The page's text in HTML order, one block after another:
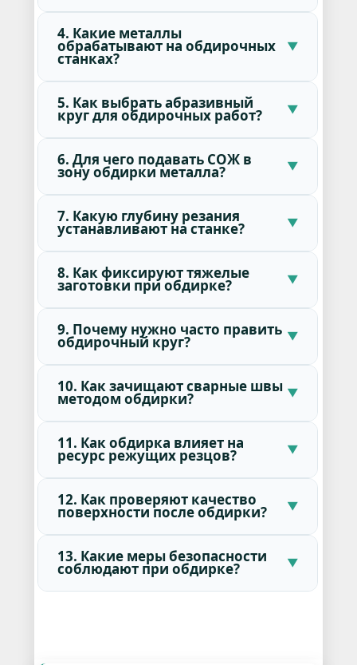
4. Какие металлы
обрабатывают на обдирочных
станках?
5. Как выбрать абразивный
круг для обдирочных работ?
6. Для чего подавать СОЖ в
зону обдирки металла?
7. Какую глубину резания
устанавливают на станке?
8. Как фиксируют тяжелые
заготовки при обдирке?
9. Почему нужно часто править
обдирочный круг?
10. Как зачищают сварные швы
методом обдирки?
11. Как обдирка влияет на
ресурс режущих резцов?
12. Как проверяют качество
поверхности после обдирки?
13. Какие меры безопасности
соблюдают при обдирке?